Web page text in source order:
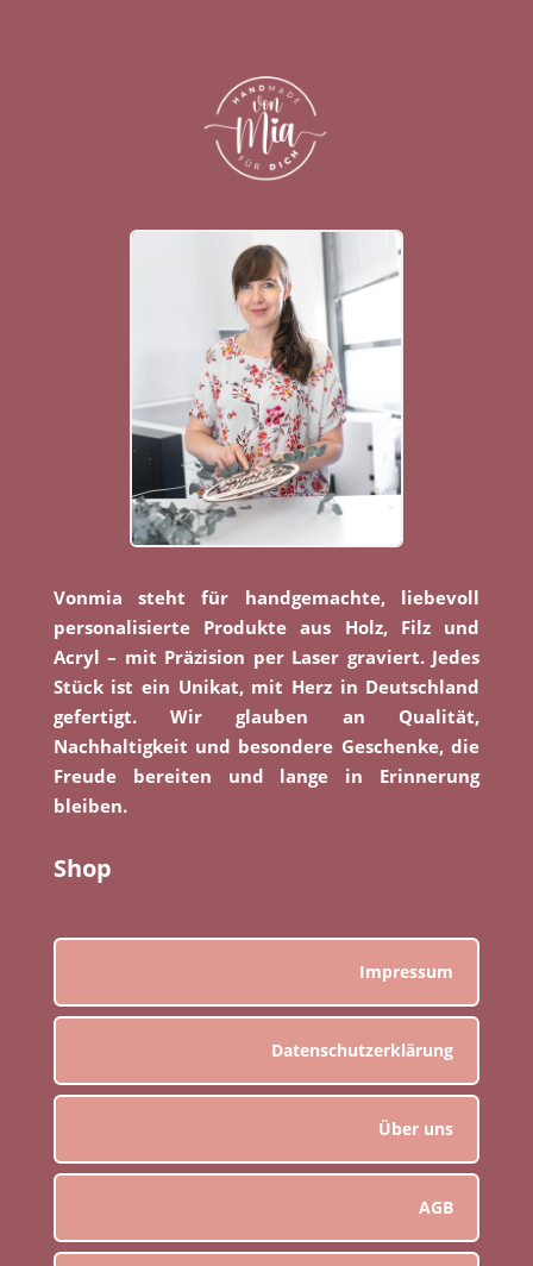
Vonmia steht für handgemachte, liebevoll
personalisierte Produkte aus Holz, Filz und
Acryl – mit Präzision per Laser graviert. Jedes
Stück ist ein Unikat, mit Herz in Deutschland
gefertigt. Wir glauben an Qualität,
Nachhaltigkeit und besondere Geschenke, die
Freude bereiten und lange in Erinnerung
bleiben.
Shop
Impressum
Datenschutzerklärung
Über uns
AGB